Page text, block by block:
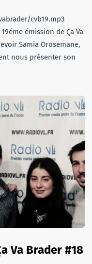
cvb19.mp3
émission de Ça Va
Samia Orosemane,
nous présenter son
Va Brader #18